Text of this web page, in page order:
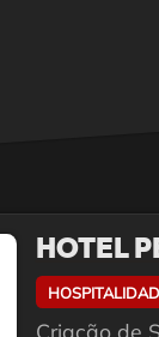
HOTEL
Criação de